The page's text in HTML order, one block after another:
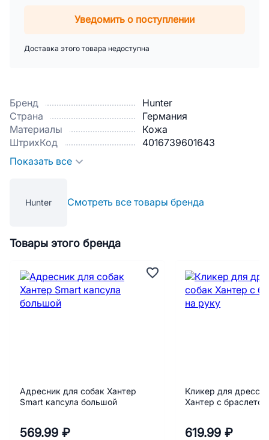
Бренд
Hunter
Страна
Германия
Материалы
Кожа
ШтрихКод
4016739601643
Показать все
Hunter Смотреть все товары бренда
Уведомить о поступлении
Доставка этого товара недоступна
Товары этого бренда
Адресник для собак Хантер
Smart капсула большой
569.99 ₽
Кликер для
Хантер с
619.99 ₽